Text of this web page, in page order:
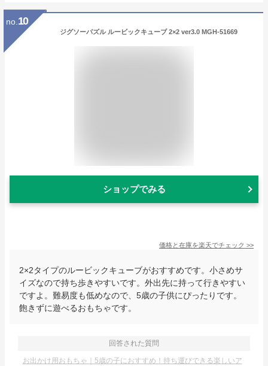
no. 10
ジグソーパズル ルービックキューブ 2×2 ver3.0 MGH-51669
ショップでみる
価格と在庫を楽天でチェック >>
2×2タイプのルービックキューブがおすすめです。小さめサ
イズなので持ち歩きやすいです。外出先に持って行きやすい
ですよ。難易度も低めなので、5歳の子供にぴったりです。
飽きずに遊べるおもちゃです。
回答された質問
お出かけ用おもちゃ｜5歳の子におすすめ！持ち運びできる楽しいア